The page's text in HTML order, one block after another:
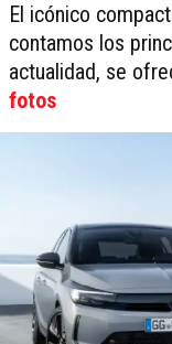
El icónico
contamos los
actualidad, se
fotos